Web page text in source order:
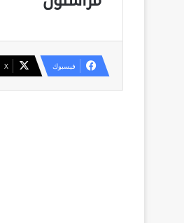
فيسبوك X